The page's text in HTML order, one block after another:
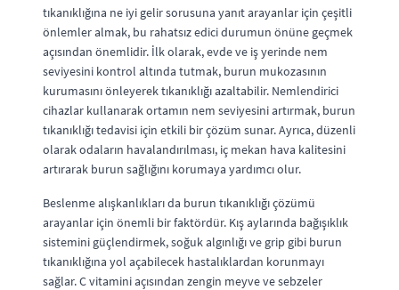
tıkanıklığına ne iyi gelir sorusuna yanıt arayanlar için çeşitli
önlemler almak, bu rahatsız edici durumun önüne geçmek
açısından önemlidir. İlk olarak, evde ve iş yerinde nem
seviyesini kontrol altında tutmak, burun mukozasının
kurumasını önleyerek tıkanıklığı azaltabilir. Nemlendirici
cihazlar kullanarak ortamın nem seviyesini artırmak, burun
tıkanıklığı tedavisi için etkili bir çözüm sunar. Ayrıca, düzenli
olarak odaların havalandırılması, iç mekan hava kalitesini
artırarak burun sağlığını korumaya yardımcı olur.
Beslenme alışkanlıkları da burun tıkanıklığı çözümü
arayanlar için önemli bir faktördür. Kış aylarında bağışıklık
sistemini güçlendirmek, soğuk algınlığı ve grip gibi burun
tıkanıklığına yol açabilecek hastalıklardan korunmayı
sağlar. C vitamini açısından zengin meyve ve sebzeler